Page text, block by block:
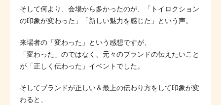
そして何より、会場から多かったのが、「トイロクション
の印象が変わった」「新しい魅力を感じた」という声。
来場者の「変わった」という感想ですが、
「変わった」のではなく、元々のブランドの伝えたいこと
が「正しく伝わった」イベントでした。
そしてブランドが正しい＆最上の伝わり方をして印象が変
わると、